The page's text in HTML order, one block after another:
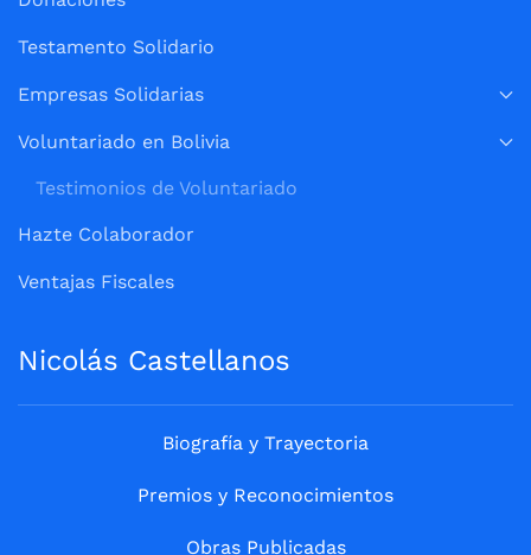
Testamento Solidario
Empresas Solidarias
Voluntariado en Bolivia
Testimonios de Voluntariado
Hazte Colaborador
Ventajas Fiscales
Nicolás Castellanos
Biografía y Trayectoria
Premios y Reconocimientos
Obras Publicadas